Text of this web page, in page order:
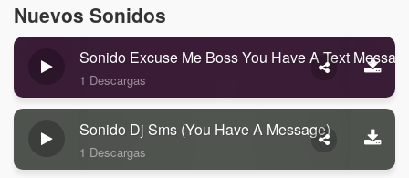
Nuevos Sonidos
Sonido Excuse Me Boss You Have A Text
1 Descargas
Sonido Dj Sms (you Have A Message)
1 Descargas